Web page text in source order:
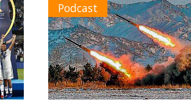
Podcast